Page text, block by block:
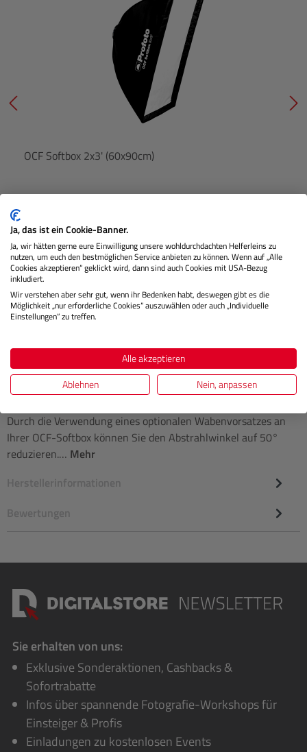
OCF Softbox 2x3' (60x90cm)
Preis € 149,00
IN DEN WARENKORB
Beschreibung
Durch die Verwendung eines optionalen Wabenvorsatzes an
Ihrer OCF-Softbox können Sie den Abstrahlwinkel auf 50°
reduzieren.… Mehr
Herstellerinformationen
Bewertungen
Sie erhalten von uns:
Exklusive Sonderaktionen, Cashbacks &
Sofortrabatte
Infos über spannende Fotografie-Workshops für
Einsteiger & Profis
Einladungen zu kostenlosen Events
Ja, das ist ein Cookie-Banner.
Ja, wir hätten gerne eure Einwilligung unsere wohldurchdachten Helferleins zu
nutzen, um euch den bestmöglichen Service anbieten zu können. Wenn auf „Alle
Cookies akzeptieren“ geklickt wird, dann sind auch Cookies mit USA-Bezug
inkludiert.
Wir verstehen aber sehr gut, wenn ihr Bedenken habt, deswegen gibt es die
Möglichkeit „nur erforderliche Cookies“ auszuwählen oder auch „Individuelle
Einstellungen“ zu treffen.
Alle akzeptieren
Ablehnen
Nein, anpassen